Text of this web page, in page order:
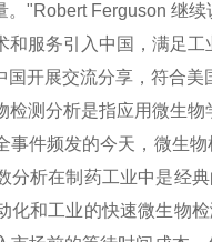
"Robert Ferguson 继
和服务引入中国，满足
开展交流分享，符合
检测分析是指应用微生
事件频发的今天，微生
分析在制药工业中是经
化和工业的快速微生物